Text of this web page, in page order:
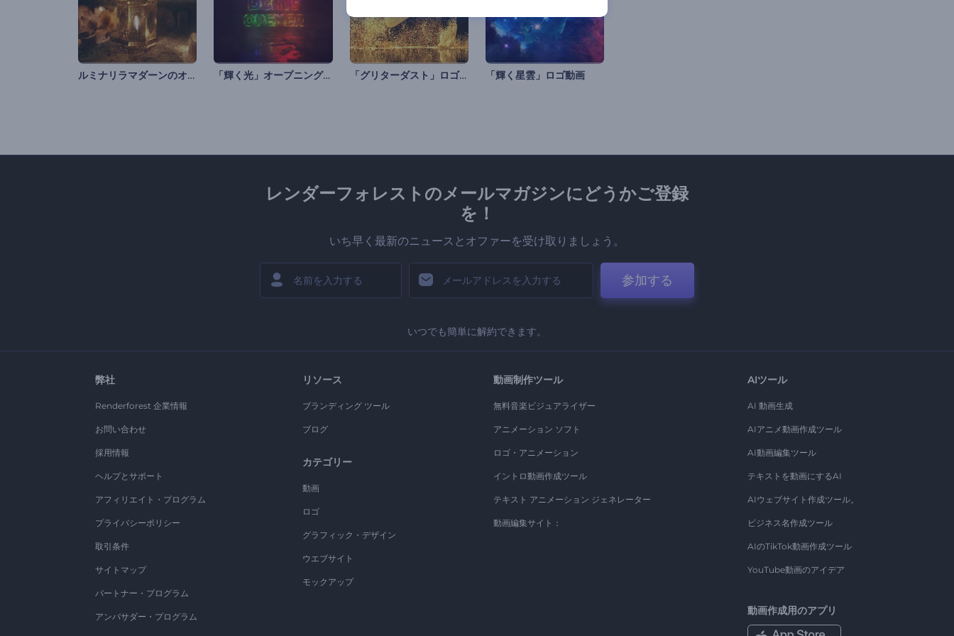
ルミナリラマダーンのオープニング動画 「輝く光」オープニング動画 「グリターダスト」ロゴ アニメーション 「輝く星雲」ロゴ動画
レンダーフォレストのメールマガジンにどうかご登録
を！
いち早く最新のニュースとオファーを受け取りましょう。
参加する
いつでも簡単に解約できます。
弊社
Renderforest 企業情報
お問い合わせ
採用情報
ヘルプとサポート
アフィリエイト・プログラム
プライバシーポリシー
取引条件
サイトマップ
パートナー・プログラム
アンバサダー・プログラム
リソース
ブランディング ツール
ブログ
カテゴリー
動画
ロゴ
グラフィック・デザイン
ウエブサイト
モックアップ
動画制作ツール
無料音楽ビジュアライザー
アニメーション ソフト
ロゴ・アニメーション
イントロ動画作成ツール
テキスト アニメーション ジェネレーター
動画編集サイト：
AIツール
AI 動画生成
AIアニメ動画作成ツール
AI動画編集ツール
テキストを動画にするAI
AIウェブサイト作成ツール。
ビジネス名作成ツール
AIのTikTok動画作成ツール
YouTube動画のアイデア
動画作成用のアプリ